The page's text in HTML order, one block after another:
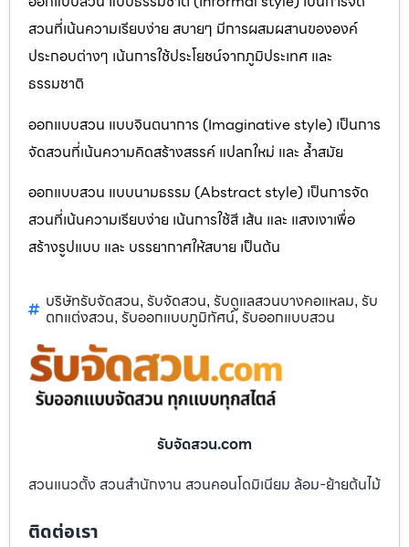
สวนที่เน้นความเรียบง่าย สบายๆ มีการผสมผสานขององค์
ประกอบต่างๆ เน้นการใช้ประโยชน์จากภูมิประเทศ และ
ธรรมชาติ
ออกแบบสวน แบบจินตนาการ (Imaginative style) เป็นการ
จัดสวนที่เน้นความคิดสร้างสรรค์ แปลกใหม่ และ ล้ำสมัย
ออกแบบสวน แบบนามธรรม (Abstract style) เป็นการจัด
สวนที่เน้นความเรียบง่าย เน้นการใช้สี เส้น และ แสงเงาเพื่อ
สร้างรูปแบบ และ บรรยากาศให้สบาย เป็นต้น
บริษัทรับจัดสวน, รับจัดสวน, รับดูแลสวนบางคอแหลม, รับ
ตกแต่งสวน, รับออกแบบภูมิทัศน์,รับออกแบบสวน
รับจัดสวน.com
สวนแนวตั้ง สวนสำนักงาน สวนคอนโดมิเนียม ล้อม-ย้ายต้นไม้
ติดต่อเรา